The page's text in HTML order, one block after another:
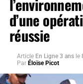
d’une
réussie
Article En Ligne 3 ans le
Par Éloïse Picot